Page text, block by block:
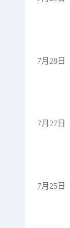
7月28日
7月27日
7月25日